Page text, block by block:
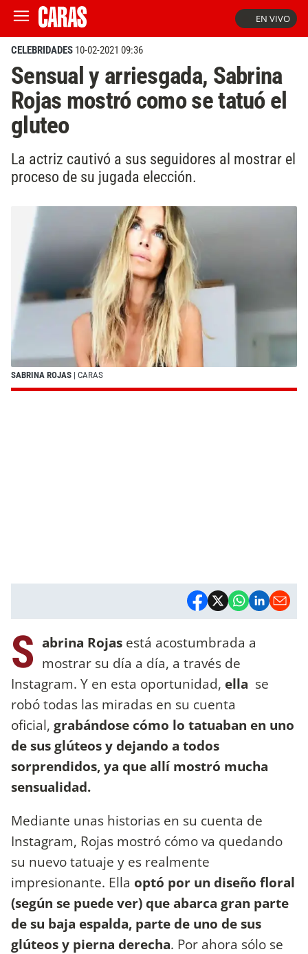
EN VIVO
CELEBRIDADES 10-02-2021 09:36
Sensual y arriesgada, Sabrina
Rojas mostró como se tatuó el
gluteo
La actriz cautivó a sus seguidores al mostrar el
proceso de su jugada elección.
SABRINA ROJAS | CARAS
S abrina Rojas está acostumbrada a
mostrar su día a día, a través de
Instagram. Y en esta oportunidad, ella se
robó todas las miradas en su cuenta
oficial, grabándose cómo lo tatuaban en uno
de sus glúteos y dejando a todos
sorprendidos, ya que allí mostró mucha
sensualidad.
Mediante unas historias en su cuenta de
Instagram, Rojas mostró cómo va quedando
su nuevo tatuaje y es realmente
impresionante. Ella optó por un diseño floral
(según se puede ver) que abarca gran parte
de su baja espalda, parte de uno de sus
glúteos y pierna derecha. Por ahora sólo se